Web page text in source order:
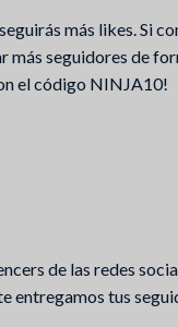
más likes. Si
seguidores de
el código NINJA10!
de las redes
entregamos tus